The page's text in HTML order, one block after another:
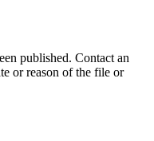
published. Contact an
or reason of the file or